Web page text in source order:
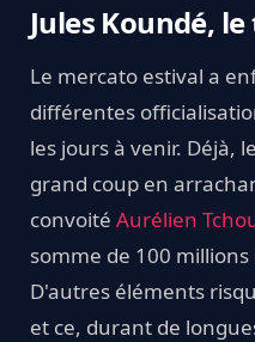
Jules Koundé,
Le mercato estival a
différentes
les jours à venir. Déjà,
grand coup en
convoité Aurélien
somme de 100
D'autres éléments
et ce, durant de